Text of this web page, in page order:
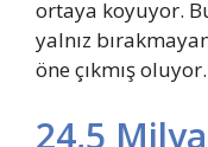
ortaya koyuyor.
yalnız
öne çıkmış oluyor.
24,5